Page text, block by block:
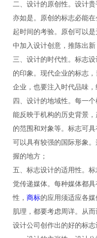
二、设计的原创性。设计
亦如是。原创的标志必能
起时间的考验。原创可以
中加入设计创意，推陈出新
三、设计的时代性。标志
的印象。现代企业的标志
企业，也要注入时代品味，
四、设计的地域性。每一
能反映于机构的历史背景
的范围和对象等。标志可
可以具有较强的国际形象
握的地方；
五、标志设计的适用性。
觉传递媒体。每种媒体都
性，商标的应用须适应各
肌理，都要考虑周详。从
设计公司创作出的好的标